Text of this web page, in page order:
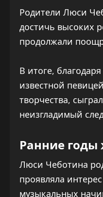
Родители Люси
достичь высоких
продолжали
В итоге,
известной
творчества,
неизгладимый
Ранние
Люси Чеботина
проявляла
музыкальных